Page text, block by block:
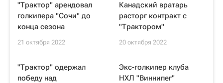
"Трактор" арендовал
голкипера "Сочи" до
конца сезона
21 октября 2022
Канадский вратарь
расторг контракт с
"Трактором"
20 октября 2022
"Трактор" одержал
победу над
Экс-голкипер клуба
НХЛ "Виннипег"